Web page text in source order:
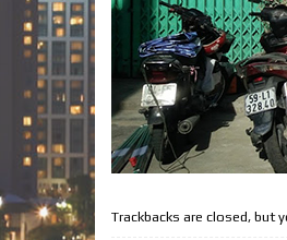
Trackbacks are closed, but